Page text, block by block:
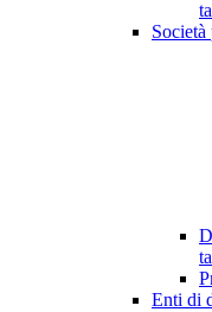
Società
Enti di